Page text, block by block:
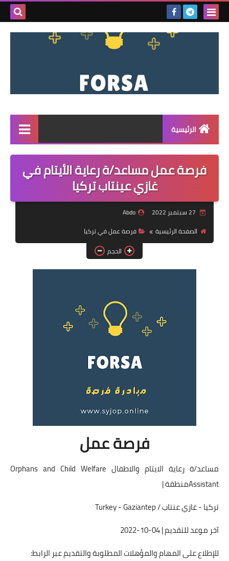
بحث
الرئيسية
القائمة
مناقصات
فرص عمل داخل سوريا
فرص عمل في العراق
فرص عمل في اليمن
دورات تدريبية
فرصة عمل مساعد/ة رعاية الأيتام في
غازي عينتاب تركيا
Abdo
الصفحة الرئيسية
فرصة عمل في تركيا
الحجم
فرصة عمل
مساعد/ة رعاية الايتام والاطفال Orphans and Child Welfare
Assistantمنطقة |
تركيا - غازي عنتاب / Turkey - Gaziantep
آخر موعد للتقديم | 04-10-2022
للإطلاع على المهام والمؤهلات المطلوبة والتقديم عبر الرابط: